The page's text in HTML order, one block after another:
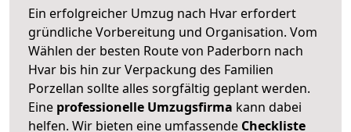
Ein erfolgreicher Umzug nach Hvar erfordert
gründliche Vorbereitung und Organisation. Vom
Wählen der besten Route von Paderborn nach
Hvar bis hin zur Verpackung des Familien
Porzellan sollte alles sorgfältig geplant werden.
Eine professionelle Umzugsfirma kann dabei
helfen. Wir bieten eine umfassende Checkliste